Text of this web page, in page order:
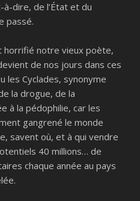
dire, de l’État et du
passé.
horrifié notre vieux poète,
de nos jours dans ces
les Cyclades, synonyme
la drogue, de la
à la pédophilie, car les
gangrené le monde
savent où, et à qui vendre
40 millions… de
chaque année au pays